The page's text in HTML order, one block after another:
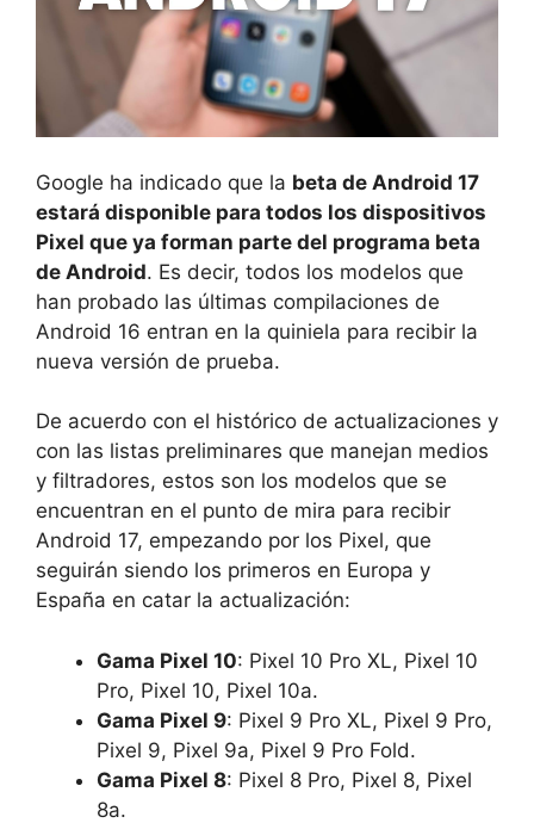
Google ha indicado que la beta de Android 17
estará disponible para todos los dispositivos
Pixel que ya forman parte del programa beta
de Android. Es decir, todos los modelos que
han probado las últimas compilaciones de
Android 16 entran en la quiniela para recibir la
nueva versión de prueba.
De acuerdo con el histórico de actualizaciones y
con las listas preliminares que manejan medios
y filtradores, estos son los modelos que se
encuentran en el punto de mira para recibir
Android 17, empezando por los Pixel, que
seguirán siendo los primeros en Europa y
España en catar la actualización:
Gama Pixel 10: Pixel 10 Pro XL, Pixel 10
Pro, Pixel 10, Pixel 10a.
Gama Pixel 9: Pixel 9 Pro XL, Pixel 9 Pro,
Pixel 9, Pixel 9a, Pixel 9 Pro Fold.
Gama Pixel 8: Pixel 8 Pro, Pixel 8, Pixel
8a.